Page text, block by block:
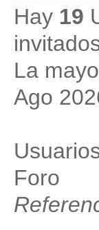
Hay 19
La
Ago
Foro